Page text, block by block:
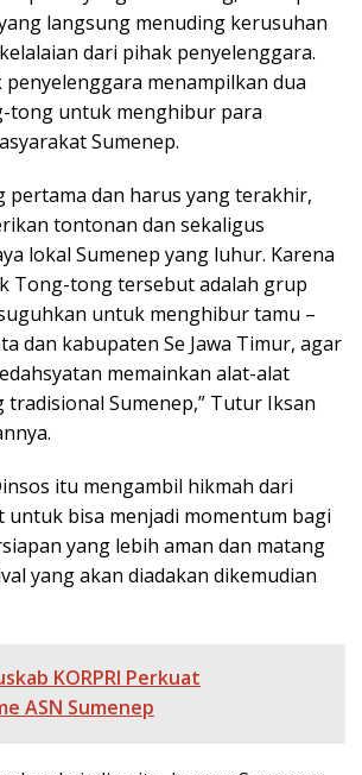
langsung menuding kerusuhan
dari pihak penyelenggara.
penyelenggara menampilkan dua
tong untuk menghibur para
Sumenep.
pertama dan harus yang terakhir,
tontonan dan sekaligus
lokal Sumenep yang luhur. Karena
Tong-tong tersebut adalah grup
untuk menghibur tamu –
dan kabupaten Se Jawa Timur, agar
memainkan alat-alat
Sumenep,” Tutur Iksan
itu mengambil hikmah dari
untuk bisa menjadi momentum bagi
yang lebih aman dan matang
yang akan diadakan dikemudian
KORPRI Perkuat
ASN Sumenep